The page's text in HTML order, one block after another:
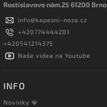
Rostislavovo nám.25 61200 Brno
info@kapesni-noze.cz
+420774444281
+420541214375
Naše videa na Youtube
INFO
Novinky 💎